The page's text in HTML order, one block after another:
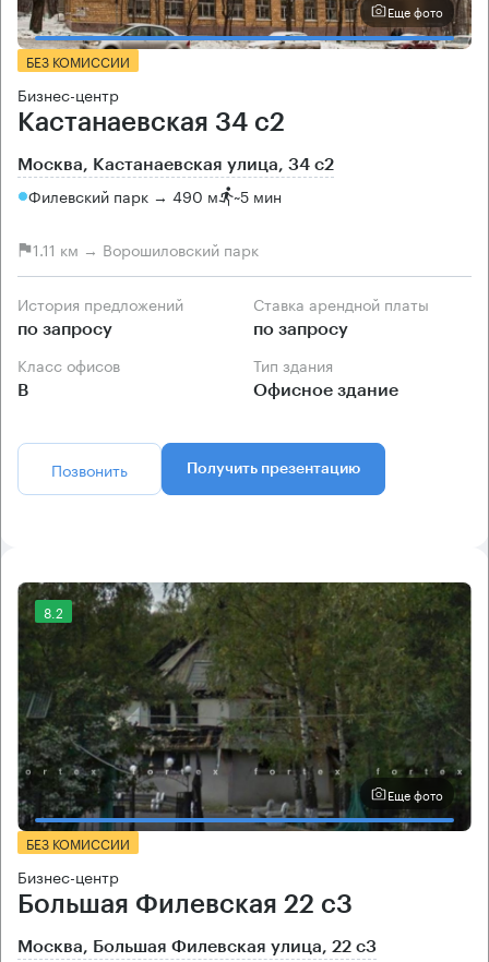
Еще фото
БЕЗ КОМИССИИ
Бизнес-центр
Кастанаевская 34 с2
Москва, Кастанаевская улица, 34 с2
Филевский парк → 490 м ~5 мин
1.11 км → Ворошиловский парк
История предложений
по запросу
Ставка арендной платы
по запросу
Класс офисов
B
Тип здания
Офисное здание
Позвонить Получить презентацию
8.2
Еще фото
БЕЗ КОМИССИИ
Бизнес-центр
Большая Филевская 22 с3
Москва, Большая Филевская улица, 22 с3